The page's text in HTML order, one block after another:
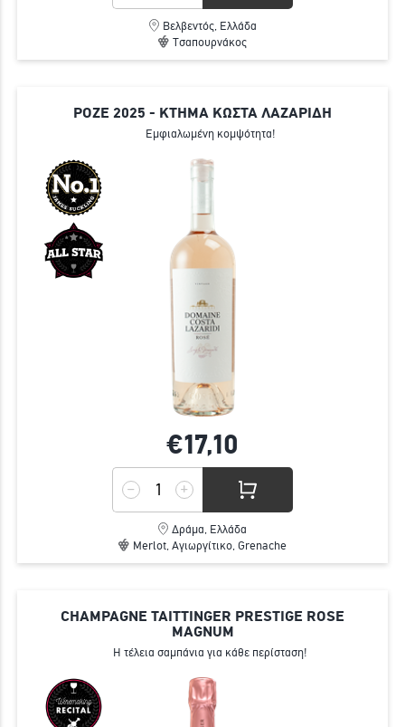
Βελβεντός, Ελλάδα
Τσαπουρνάκος
ΡΟΖΕ 2025 - ΚΤΗΜΑ ΚΩΣΤΑ ΛΑΖΑΡΙΔΗ
Εμφιαλωμένη κομψότητα!
€17,10
Δράμα, Ελλάδα
Merlot, Αγιωργίτικο, Grenache
CHAMPAGNE TAITTINGER PRESTIGE ROSE
MAGNUM
Η τέλεια σαμπάνια για κάθε περίσταση!